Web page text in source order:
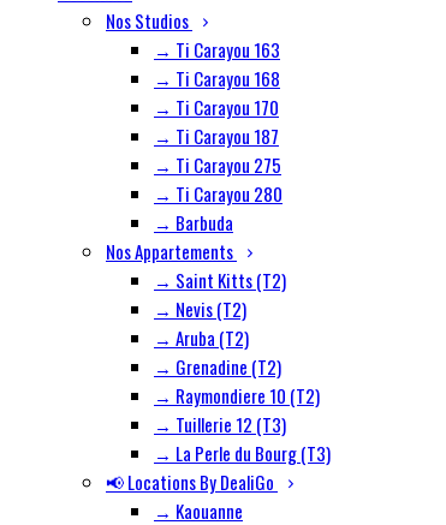
Nos Studios
→ Ti Carayou 163
→ Ti Carayou 168
→ Ti Carayou 170
→ Ti Carayou 187
→ Ti Carayou 275
→ Ti Carayou 280
→ Barbuda
Nos Appartements
→ Saint Kitts (T2)
→ Nevis (T2)
→ Aruba (T2)
→ Grenadine (T2)
→ Raymondiere 10 (T2)
→ Tuillerie 12 (T3)
→ La Perle du Bourg (T3)
📢 Locations By DealiGo
→ Kaouanne